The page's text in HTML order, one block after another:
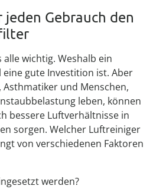
Gebrauch den
wichtig. Weshalb ein
gute Investition ist. Aber
und Menschen,
leben, können
bessere Luftverhältnisse in
sorgen. Welcher Luftreiniger
von verschiedenen Faktoren
werden?